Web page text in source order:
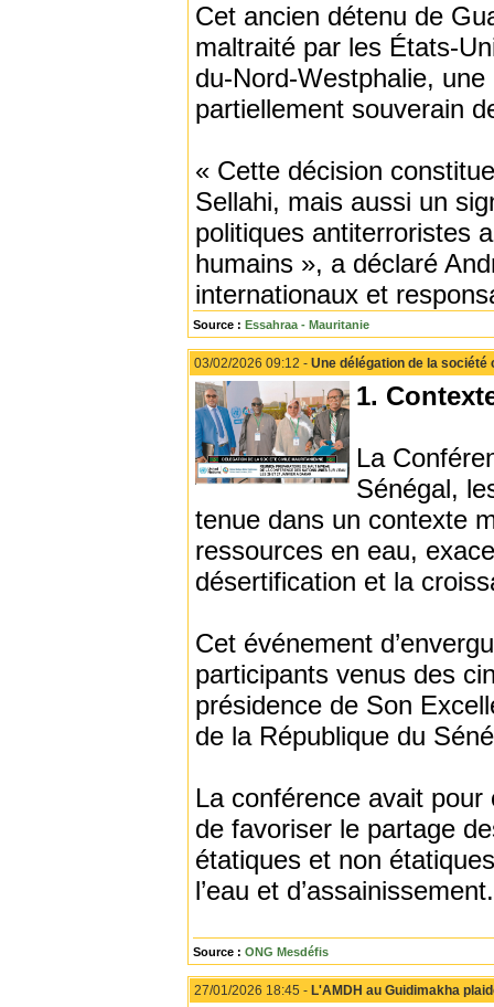
Cet ancien détenu de
maltraité par les États-
du-Nord-Westphalie,
partiellement souverain
« Cette décision
Sellahi, mais aussi un
politiques antiterroristes
humains », a déclaré
internationaux et
Source : Essahraa - Mauritanie
03/02/2026 09:12 - Une délégation de la société
1.
La
Sénégal,
tenue dans un contexte
ressources en eau,
désertification et la
Cet événement
participants venus des
présidence de Son
de la République du
La conférence avait
de favoriser le partage
étatiques et non
l’eau et d’assainissement.
Source : ONG Mesdéfis
27/01/2026 18:45 - L'AMDH au Guidimakha